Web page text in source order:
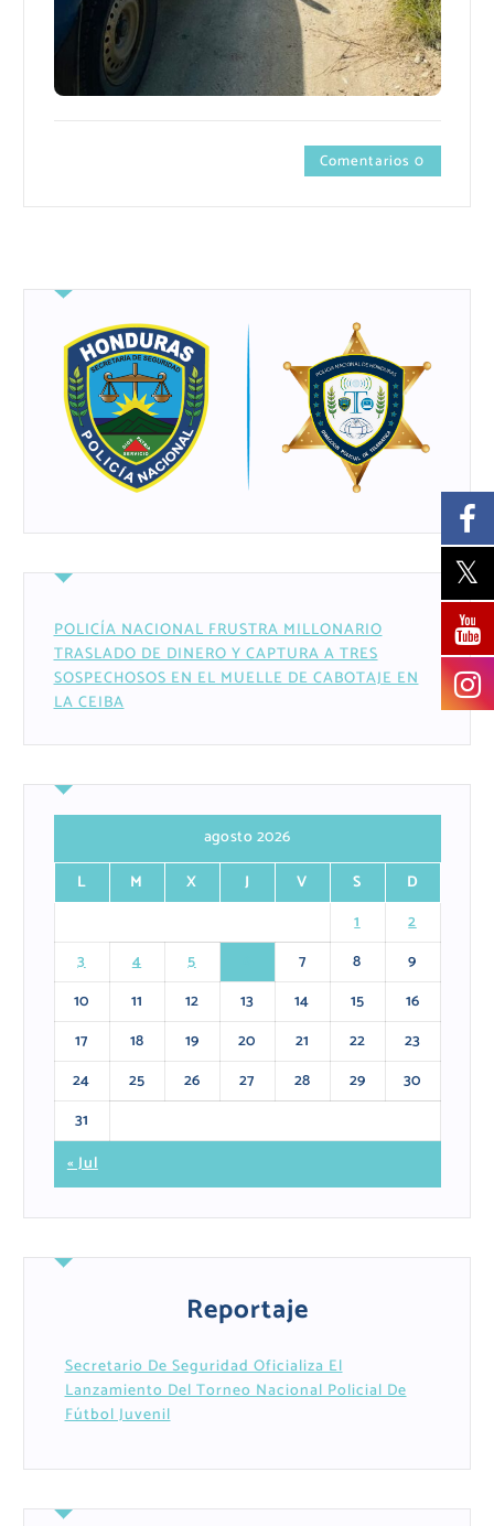
Comentarios 0
POLICÍA NACIONAL FRUSTRA MILLONARIO
TRASLADO DE DINERO Y CAPTURA A TRES
SOSPECHOSOS EN EL MUELLE DE CABOTAJE EN
LA CEIBA
agosto 2026
L
M X J V S
D
1
2
3
4 5 7 8
9
10
11 12 13 14 15
16
17
18 19 20 21 22
23
24
25 26 27 28 29
30
31
« Jul
Reportaje
Secretario De Seguridad Oficializa El
Lanzamiento Del Torneo Nacional Policial De
Fútbol Juvenil